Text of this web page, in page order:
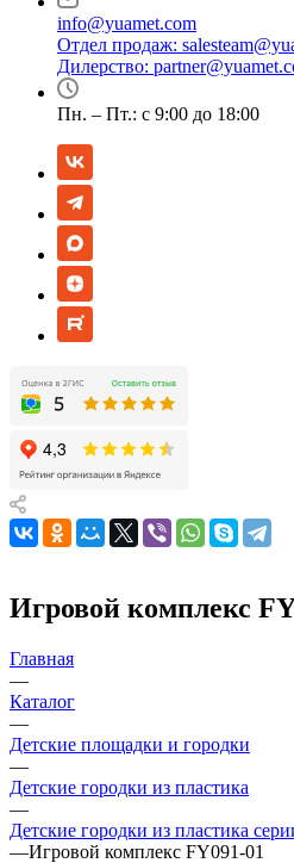
info@yuamet.com
Отдел продаж:
Дилерство:
Пн. – Пт.: с 9:00 до 18:00
Игровой комплекс
Главная
—
Каталог
—
Детские площадки и городки
—
Детские городки из пластика
—
Детские городки из пластика
—Игровой комплекс FY091-01